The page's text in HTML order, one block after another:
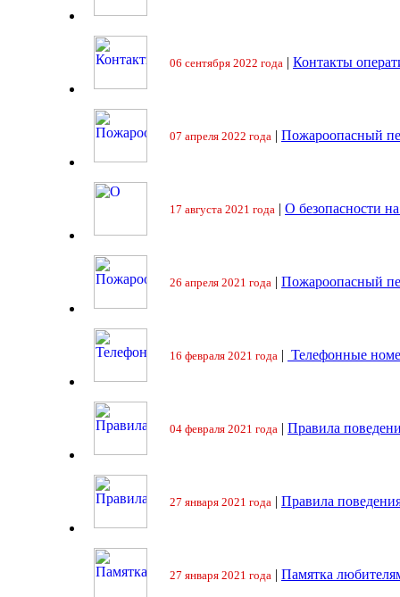
06 сентября 2022 года | Контакты
07 апреля 2022 года | Пожароопасный
17 августа 2021 года | О безопасности
26 апреля 2021 года | Пожароопасный
16 февраля 2021 года | Телефонные
04 февраля 2021 года | Правила
27 января 2021 года | Правила
27 января 2021 года | Памятка